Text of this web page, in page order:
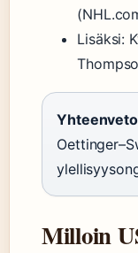
Lisäksi:
Milloin